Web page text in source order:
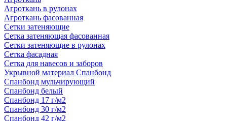
Агроткань в рулонах
Агроткань фасованная
Сетки затеняющие
Сетка затеняющая фасованная
Сетки затеняющие в рулонах
Сетка фасадная
Сетка для навесов и заборов
Укрывной материал Спанбонд
Спанбонд мульчирующий
Спанбонд белый
Спанбонд 17 г/м2
Спанбонд 30 г/м2
Спанбонд 42 г/м2